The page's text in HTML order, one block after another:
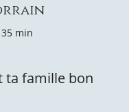
min
ta famille bon